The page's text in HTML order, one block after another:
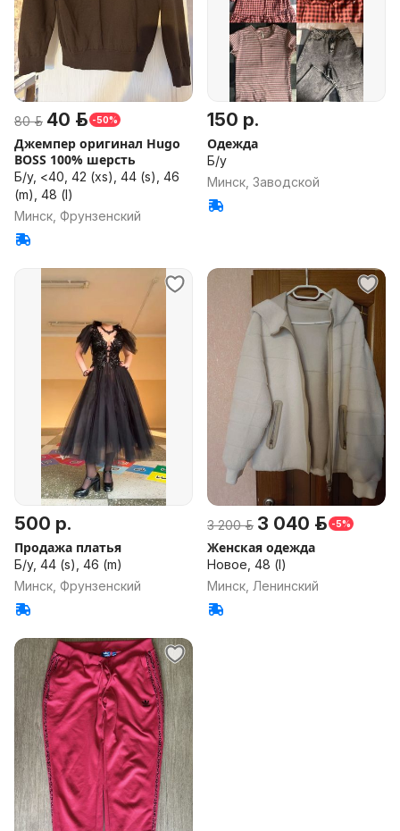
80 р. 40 р. -50%
Джемпер оригинал Hugo
BOSS 100% шерсть
Б/у, <40, 42 (xs), 44 (s), 46
(m), 48 (l)
Минск, Фрунзенский
150 р.
Одежда
Б/у
Минск, Заводской
500 р.
Продажа платья
Б/у, 44 (s), 46 (m)
Минск, Фрунзенский
3 200 р. 3 040 р. -5%
Женская одежда
Новое, 48 (l)
Минск, Ленинский